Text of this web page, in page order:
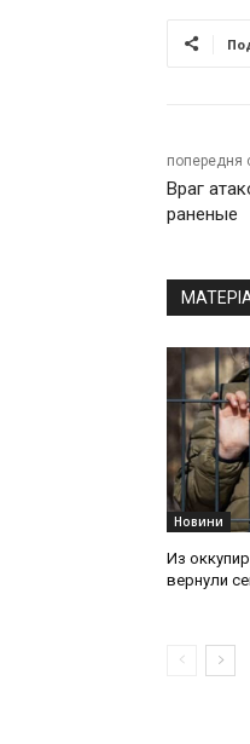
попередня
Враг
раненые
Новини
Из
вернули